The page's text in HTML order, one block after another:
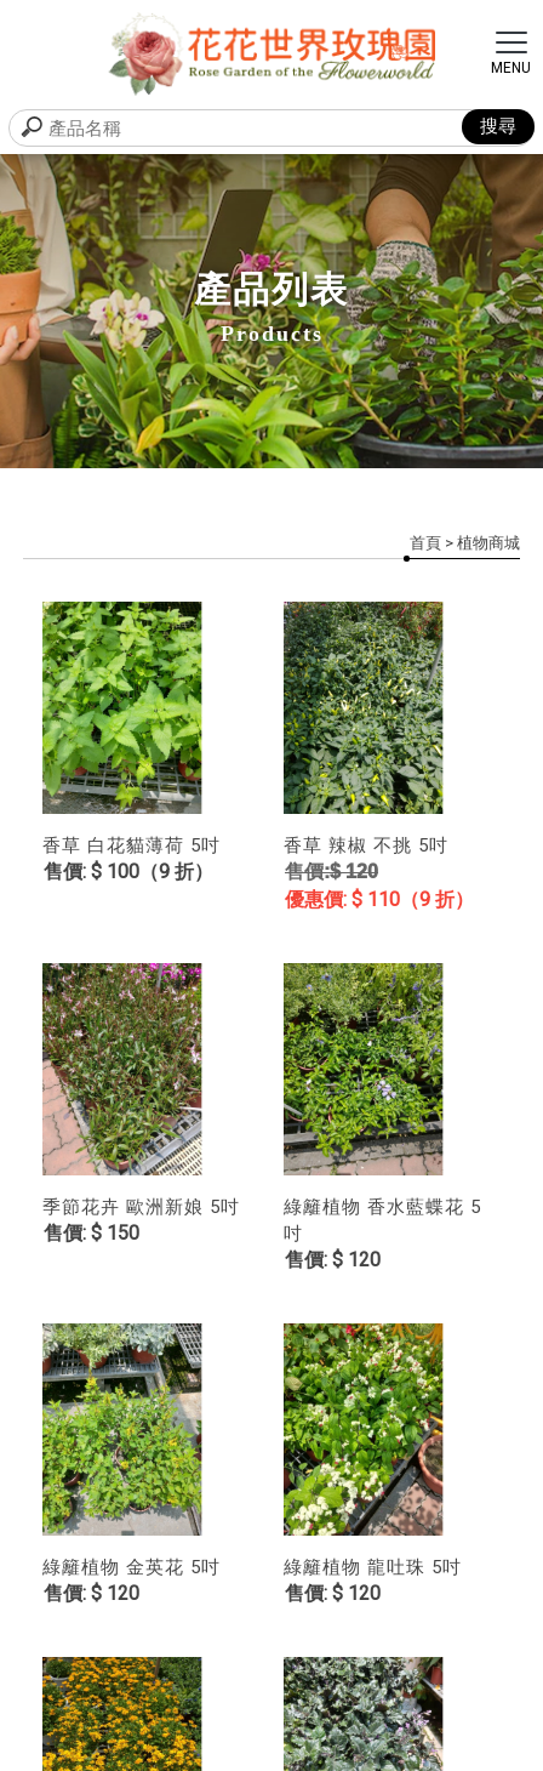
產品列表
Products
首頁 > 植物商城
香草 白花貓薄荷 5吋
$ 100（9 折）
香草 辣椒 不挑 5吋
$ 120
$ 110（9 折）
季節花卉 歐洲新娘 5吋
$ 150
綠籬植物 香水藍蝶花 5
吋
$ 120
綠籬植物 金英花 5吋
$ 120
綠籬植物 龍吐珠 5吋
$ 120